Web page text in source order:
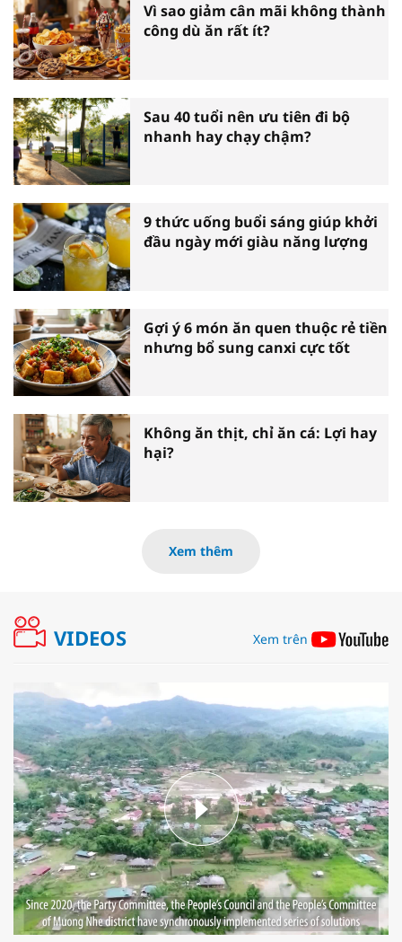
Vì sao giảm cân mãi không thành
công dù ăn rất ít?
Sau 40 tuổi nên ưu tiên đi bộ
nhanh hay chạy chậm?
9 thức uống buổi sáng giúp khởi
đầu ngày mới giàu năng lượng
Gợi ý 6 món ăn quen thuộc rẻ tiền
nhưng bổ sung canxi cực tốt
Không ăn thịt, chỉ ăn cá: Lợi hay
hại?
Xem thêm
VIDEOS Xem trên